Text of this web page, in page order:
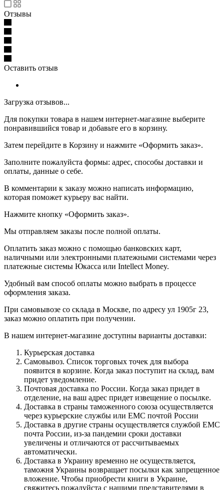
Отзывы
Оставить отзыв
Загрузка отзывов...
Для покупки товара в нашем интернет-магазине выберите
понравившийся товар и добавьте его в корзину.
Затем перейдите в Корзину и нажмите «Оформить заказ».
Заполните пожалуйста формы: адрес, способы доставки и
оплаты, данные о себе.
В комментарии к заказу можно написать информацию,
которая поможет курьеру вас найти.
Нажмите кнопку «Оформить заказ».
Мы отправляем заказы после полной оплаты.
Оплатить заказ можно с помощью банковских карт,
наличными или электронными платежными системами через
платежные системы Юкасса или Intellect Money.
Удобный вам способ оплаты можно выбрать в процессе
оформления заказа.
При самовывозе со склада в Москве, по адресу ул 1905г 23,
заказ можно оплатить при получении.
В нашем интернет-магазине доступны варианты доставки:
Курьерская доставка
Самовывоз. Список торговых точек для выбора
появится в корзине. Когда заказ поступит на склад, вам
придет уведомление.
Почтовая доставка по России. Когда заказ придет в
отделение, на ваш адрес придет извещение о посылке.
Доставка в страны таможенного союза осуществляется
через курьерские службы или ЕМС почтой России
Доставка в другие страны осуществляется службой ЕМС
почта России, из-за пандемии сроки доставки
увеличены и отличаются от рассчитываемых
автоматически.
Доставка в Украину временно не осуществляется,
таможня Украины возвращает посылки как запрещенное
вложение. Чтобы приобрести книги в Украине,
свяжитесь пожалуйста с нашими представителями в